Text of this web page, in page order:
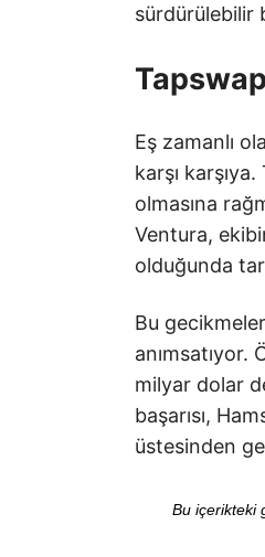
sürdürülebilir
Eş zamanlı
karşı
olmasına
Ventura,
olduğunda
Bu
milyar dolar
başarısı,
üstesinden
Bu içerikteki